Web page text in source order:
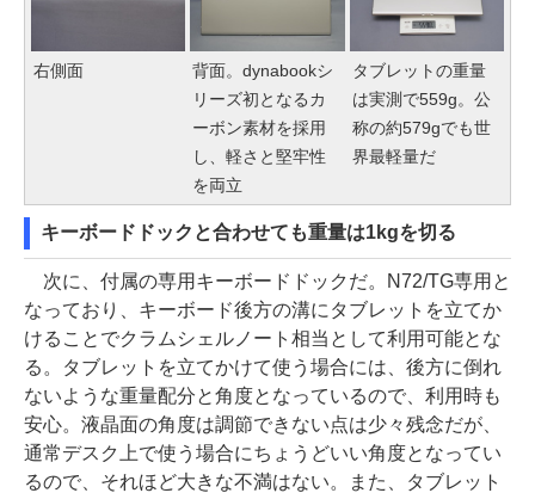
右側面
背面。dynabookシ
リーズ初となるカ
ーボン素材を採用
し、軽さと堅牢性
を両立
タブレットの重量
は実測で559g。公
称の約579gでも世
界最軽量だ
キーボードドックと合わせても重量は1kgを切る
次に、付属の専用キーボードドックだ。N72/TG専用と
なっており、キーボード後方の溝にタブレットを立てか
けることでクラムシェルノート相当として利用可能とな
る。タブレットを立てかけて使う場合には、後方に倒れ
ないような重量配分と角度となっているので、利用時も
安心。液晶面の角度は調節できない点は少々残念だが、
通常デスク上で使う場合にちょうどいい角度となってい
るので、それほど大きな不満はない。また、タブレット